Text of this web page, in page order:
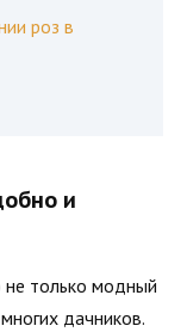
роз в
и
только модный
дачников.